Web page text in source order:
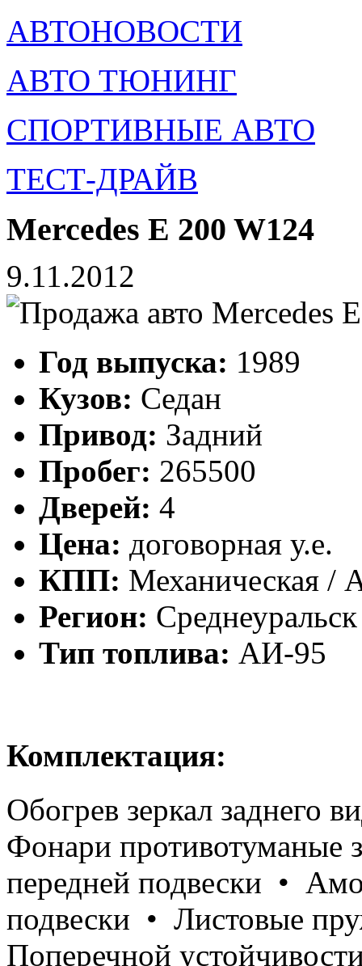
АВТОНОВОСТИ
АВТО ТЮНИНГ
СПОРТИВНЫЕ АВТО
ТЕСТ-ДРАЙВ
Mercedes E 200 W124
9.11.2012
Год выпуска: 1989
Кузов: Седан
Привод: Задний
Пробег: 265500
Дверей: 4
Цена: договорная у.е.
КПП: Механическая /
Регион: Среднеуральск
Тип топлива: АИ-95
Комплектация:
Обогрев зеркал заднего
Фонари противотуманые
передней подвески •
подвески • Листовые
Поперечной